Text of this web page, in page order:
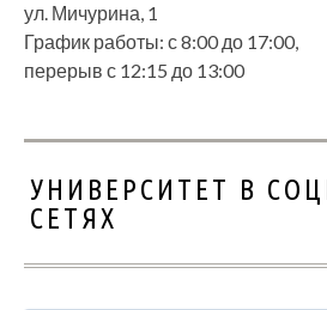
ул. Мичурина, 1
График работы: с 8:00 до 17:00,
перерыв с 12:15 до 13:00
УНИВЕРСИТЕТ В
СЕТЯХ